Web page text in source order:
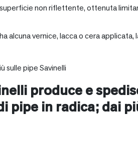
non riflettente, ottenuta
alcuna vernice, lacca o cera
sulle pipe Savinelli
produce e
pipe in radica; dai